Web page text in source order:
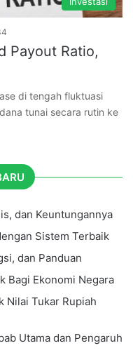
Payout Ratio,
di tengah fluktuasi
tunai secara rutin ke
dan Keuntungannya
Sistem Terbaik
dan Panduan
Bagi Ekonomi Negara
Nilai Tukar Rupiah
Utama dan Pengaruh